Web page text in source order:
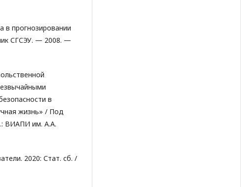
в прогнозировании
СГСЭУ. — 2008. —
в
жизнь» / Под
ВИАПИ им. А.А.
2020: Стат. сб. /